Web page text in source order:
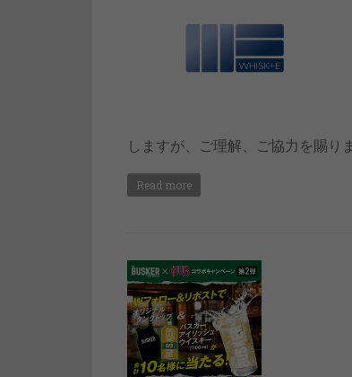
しますが、ご理解、ご協力を賜
Read more